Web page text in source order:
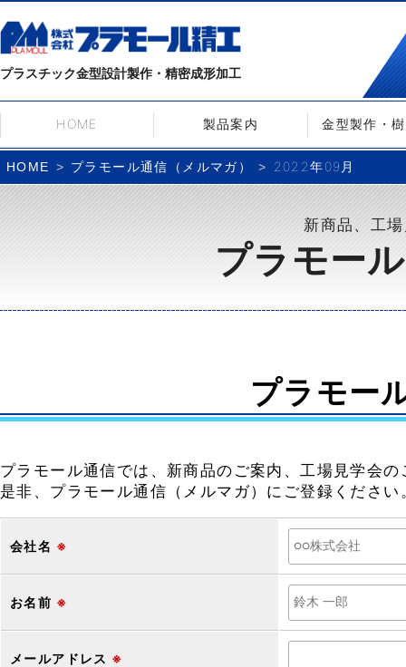
プラスチック金型設計製作・精密成形加工
HOME 製品案内 金型製作・
HOME プラモール通信（メルマガ） 2022年09月
新商品、工
プラモー
プラモー
プラモール通信では、新商品のご案内、工場見学会
是非、プラモール通信（メルマガ）にご登録ください
会社名 ※
お名前 ※
メールアドレス ※